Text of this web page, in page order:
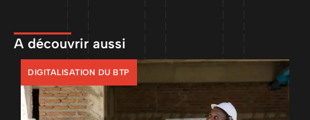
A découvrir aussi
DIGITALISATION DU BTP